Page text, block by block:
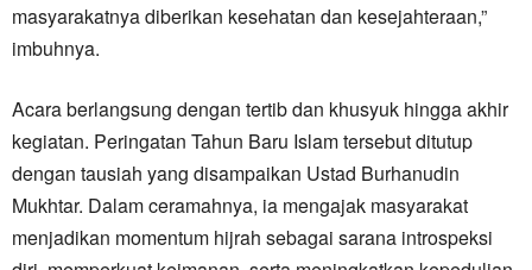
masyarakatnya diberikan kesehatan dan kesejahteraan,”
imbuhnya.
Acara berlangsung dengan tertib dan khusyuk hingga akhir
kegiatan. Peringatan Tahun Baru Islam tersebut ditutup
dengan tausiah yang disampaikan Ustad Burhanudin
Mukhtar. Dalam ceramahnya, ia mengajak masyarakat
menjadikan momentum hijrah sebagai sarana introspeksi